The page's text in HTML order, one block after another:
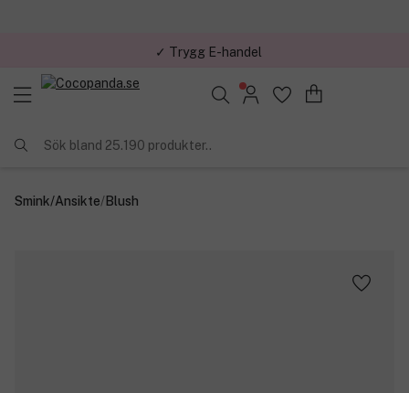
✓ Trygg E-handel
Sök bland 25.190 produkter..
Smink/Ansikte/Blush